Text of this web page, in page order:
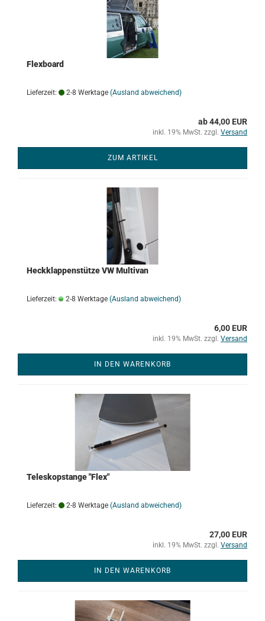
Flexboard
Lieferzeit: 2-8 Werktage (Ausland abweichend)
ab 44,00 EUR
inkl. 19% MwSt. zzgl. Versand
ZUM ARTIKEL
Heckklappenstütze VW Multivan
Lieferzeit: 2-8 Werktage (Ausland abweichend)
6,00 EUR
inkl. 19% MwSt. zzgl. Versand
IN DEN WARENKORB
Teleskopstange "Flex"
Lieferzeit: 2-8 Werktage (Ausland abweichend)
27,00 EUR
inkl. 19% MwSt. zzgl. Versand
IN DEN WARENKORB